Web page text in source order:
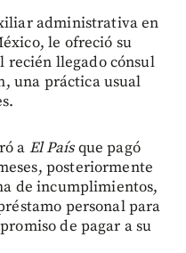
administrativa en
le ofreció su
recién llegado cónsul
una práctica usual
a El Paísque pagó
posteriormente
de incumplimientos,
personal para
de pagar a su